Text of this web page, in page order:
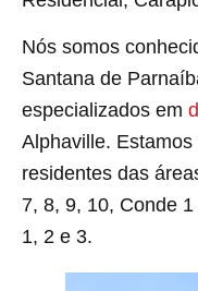
Nós somos
Santana de
especializados em
Alphaville.
residentes das
7, 8, 9, 10, Conde
1, 2 e 3.